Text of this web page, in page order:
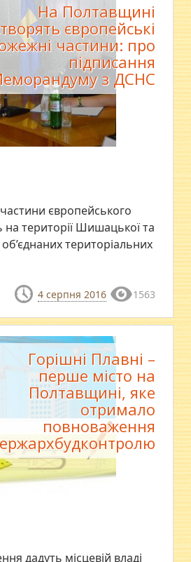
На Полтавщині
європейські
частини: про
підписання
з ДСНС
європейського
на території Шишацької та
об’єднаних територіальних
4 серпня 2016 1563
Горішні Плавні –
перше місто на
Полтавщині, яке
отримало
повноваження
дадуть місцевій владі